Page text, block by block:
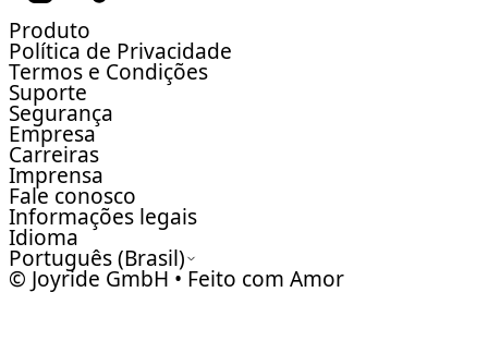
Produto
Política de Privacidade
Termos e Condições
Suporte
Segurança
Empresa
Carreiras
Imprensa
Fale conosco
Informações legais
Idioma
Português (Brasil)
© Joyride GmbH • Feito com Amor